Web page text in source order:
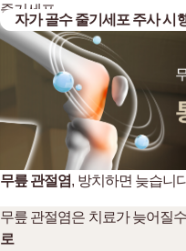
줄기세포
무릎 관절염, 방치하면 늦습니
무릎 관절염은 치료가 늦어질
로
자가 골수 줄기세포 주사 시